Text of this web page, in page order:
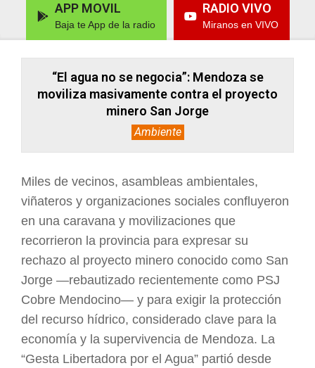
JUANA
FM
MARÍA
JUANA,
Navigation APP MOVIL
Baja te App de la radio
RADIO VIVO
Miranos en VIVO
“El agua no se negocia”: Mendoza se
moviliza masivamente contra el proyecto
minero San Jorge
Ambiente
Miles de vecinos, asambleas ambientales,
viñateros y organizaciones sociales confluyeron
en una caravana y movilizaciones que
recorrieron la provincia para expresar su
rechazo al proyecto minero conocido como San
Jorge —rebautizado recientemente como PSJ
Cobre Mendocino— y para exigir la protección
del recurso hídrico, considerado clave para la
economía y la supervivencia de Mendoza. La
“Gesta Libertadora por el Agua” partió desde